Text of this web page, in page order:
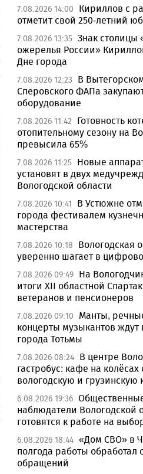
7.08.2026 14:00
Кириллов с
отметит свой 250-летний
7.08.2026 13:35 Знак столицы
ожерелья России»
Дне города
7.08.2026 12:23
В
Сперовского ФАПа
оборудование
7.08.2026 11:42
Готовность
отопительному сезону на
превысила 65%
7.08.2026 11:25 Новые
установят в двух
Вологодской области
7.08.2026 10:41
В Устюжне
города фестивалем
мастерства
7.08.2026 10:18
Вологодская
уверенно шагает в
7.08.2026 09:49 На
итоги XII областной
ветеранов и пенсионеров
7.08.2026 09:10
Манты,
концерты музыкантов ждут
города Тотьмы
7.08.2026 08:24 В центре
гастробус: кафе на
вологодскую и грузинскую
6.08.2026 19:36
наблюдатели Вологодской
готовятся к работе на
6.08.2026 18:44 «Дом СВО» в
полгода работы обработал
обращений